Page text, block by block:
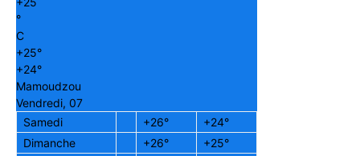
°
C
+25°
+24°
Mamoudzou
Vendredi, 07
Samedi
+26° +24°
Dimanche
+26° +25°